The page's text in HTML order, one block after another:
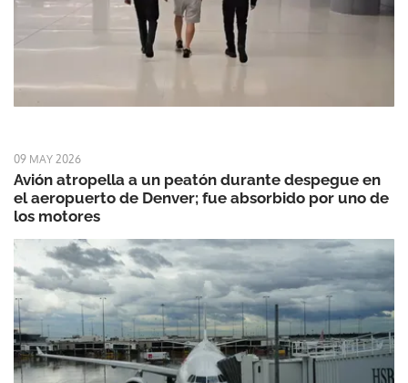
09 MAY 2026
Avión atropella a un peatón durante despegue en
el aeropuerto de Denver; fue absorbido por uno de
los motores